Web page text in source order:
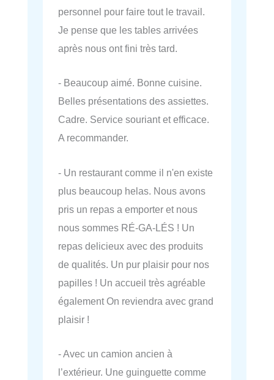
personnel pour faire tout le travail.
Je pense que les tables arrivées
après nous ont fini très tard.
- Beaucoup aimé. Bonne cuisine.
Belles présentations des assiettes.
Cadre. Service souriant et efficace.
A recommander.
- Un restaurant comme il n'en existe
plus beaucoup helas. Nous avons
pris un repas a emporter et nous
nous sommes RÉ-GA-LÉS ! Un
repas delicieux avec des produits
de qualités. Un pur plaisir pour nos
papilles ! Un accueil très agréable
également On reviendra avec grand
plaisir !
- Avec un camion ancien à
l’extérieur. Une guinguette comme